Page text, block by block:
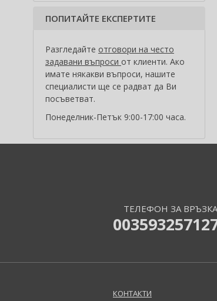
Ahava (49)
Aigner (43)
Al Haramain (202)
Al Wataniah (82)
Alberta Ferretti (1)
Alcina (156)
Alexander McQueen (2)
Alexandre.J (34)
Alyssa Ashley (51)
American Crew (82)
Anastasia Beverly Hills (35)
ПОПИТАЙТЕ ЕКСПЕРТИТЕ
Разгледайте отговори на често
задавани въпроси от клиенти. Ако
имате някакви въпроси, нашите
специалисти ще се радват да Ви
посъветват.
Понеделник-Петък 9:00-17:00 часа.
ТЕЛЕФОН ЗА ВРЪЗКА
КОНТАКТИ